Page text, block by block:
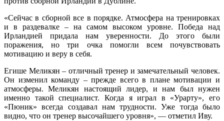
«Сейчас в сборной все в порядке. Атмосфера на тренировках
и в раздевалке – на самом высоком уровне. Победа над
Ирландией придала нам уверенности. До этого были
поражения, но три очка помогли всем почувствовать
мотивацию и веру в себя.
Егише Меликян – отличный тренер и замечательный человек.
Он изменил команду – прежде всего в плане мотивации и
атмосферы. Меликян настоящий лидер, и нам был нужен
именно такой специалист. Когда я играл в «Урарту», его
«Пюник» всегда создавал нам трудности. Уже тогда было
видно, что он тренер высочайшего уровня», — отметил Иву.